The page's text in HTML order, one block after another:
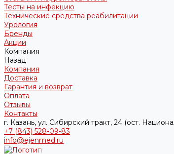
Тесты на инфекцию
Технические средства реабилитации
Урология
Бренды
Акции
Компания
Назад
Компания
Доставка
Гарантия и возврат
Оплата
Отзывы
Контакты
г. Казань, ул. Сибирский тракт, 24 (ост.
+7 (843) 528-09-83
info@ejenmed.ru